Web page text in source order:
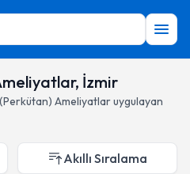
İzmir
(Perkütan) Ameliyatlaruygulayan
Akıllı Sıralama